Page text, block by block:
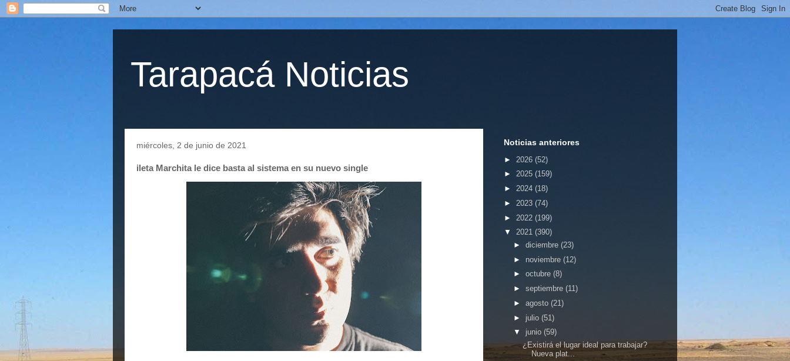
Tarapacá Noticias
miércoles, 2 de junio de 2021
ileta Marchita le dice basta al sistema en su nuevo single
Noticias anteriores
► 2026 (52)
► 2025 (159)
► 2024 (18)
► 2023 (74)
► 2022 (199)
▼ 2021 (390)
► diciembre (23)
► noviembre (12)
► octubre (8)
► septiembre (11)
► agosto (21)
► julio (51)
▼ junio (59)
¿Existirá el lugar ideal para trabajar?
Nueva plat...